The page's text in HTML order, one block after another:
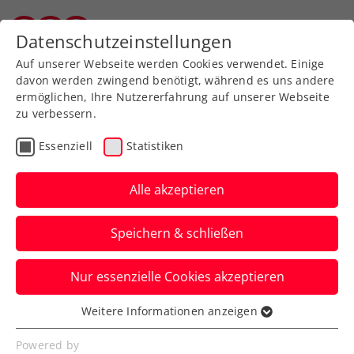
Zurück zur Newsübersicht
Vorweihnachtliche
Bescherung im Ischgl
Tennis Dome! Auch Jo-
Wilfried Tsonga dabei!
Zudem Mixed-Knüller mit Daniela
Hantuchova und Iva Majoli
Datenschutzeinstellungen
Auf unserer Webseite werden Cookies verwendet. Einige
davon werden zwingend benötigt, während es uns andere
ermöglichen, Ihre Nutzererfahrung auf unserer Webseite
zu verbessern.
Essenziell Statistiken
Alle akzeptieren
Speichern & schließen
Nur essenzielle Cookies akzeptieren
Essenziell
Essenzielle Cookies werden für grundlegende
Weitere Informationen anzeigen
Powered by